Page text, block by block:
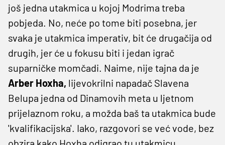
još jedna utakmica u kojoj Modrima treba
pobjeda. No, neće po tome biti posebna, jer
svaka je utakmica imperativ, bit će drugačija od
drugih, jer će u fokusu biti i jedan igrač
suparničke momčadi. Naime, nije tajna da je
Arber Hoxha, lijevokrilni napadač Slavena
Belupa jedna od Dinamovih meta u ljetnom
prijelaznom roku, a možda baš ta utakmica bude
'kvalifikacijska'. Iako, razgovori se već vode, bez